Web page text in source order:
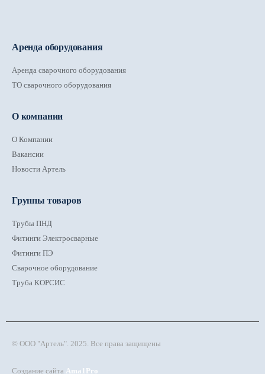
Аренда оборудования
Аренда сварочного оборудования
ТО сварочного оборудования
О компании
О Компании
Вакансии
Новости Артель
Группы товаров
Трубы ПНД
Фитинги Электросварные
Фитинги ПЭ
Сварочное оборудование
Труба КОРСИС
© ООО "Артель". 2025. Все права защищены
Создание сайта Ama1Pro